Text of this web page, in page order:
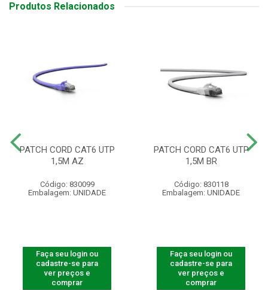
Produtos Relacionados
PATCH CORD CAT6 UTP
1,5M AZ
Código: 830099
Embalagem: UNIDADE
Faça seu login ou
cadastre-se para
ver preços e
comprar
PATCH CORD CAT6 UTP
1,5M BR
Código: 830118
Embalagem: UNIDADE
Faça seu login ou
cadastre-se para
ver preços e
comprar